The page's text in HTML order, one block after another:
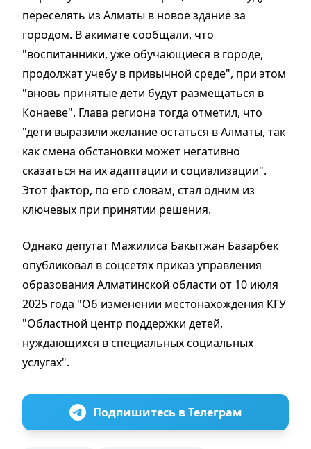
переселять из Алматы в новое здание за
городом. В акимате сообщали, что
"воспитанники, уже обучающиеся в городе,
продолжат учебу в привычной среде", при этом
"вновь принятые дети будут размещаться в
Конаеве". Глава региона тогда отметил, что
"дети выразили желание остаться в Алматы, так
как смена обстановки может негативно
сказаться на их адаптации и социализации".
Этот фактор, по его словам, стал одним из
ключевых при принятии решения.
Однако депутат Мажилиса Бакытжан Базарбек
опубликовал в соцсетях приказ управления
образования Алматинской области от 10 июля
2025 года "Об изменении местонахождения КГУ
"Областной центр поддержки детей,
нуждающихся в специальных социальных
услугах".
Подпишитесь в Телеграм